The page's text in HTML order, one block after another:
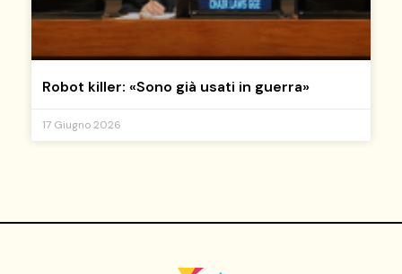
Robot killer: «Sono già usati in guerra»
17 Giugno 2026